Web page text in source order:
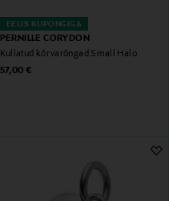
EELIS KUPONGIGA
PERNILLE CORYDON
Kullatud kõrvarõngad Small Halo
Original Price
57,00 €